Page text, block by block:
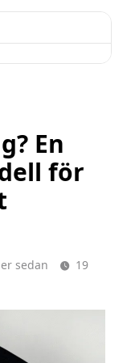
En
för
sedan
19